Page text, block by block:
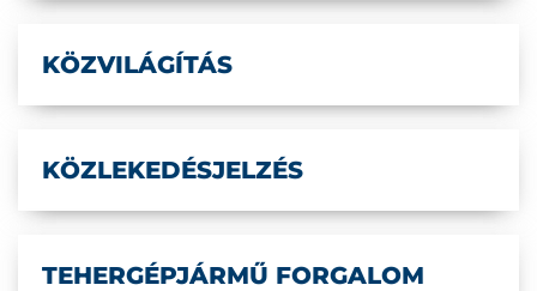
KÖZVILÁGÍTÁS
KÖZLEKEDÉSJELZÉS
TEHERGÉPJÁRMŰ FORGALOM